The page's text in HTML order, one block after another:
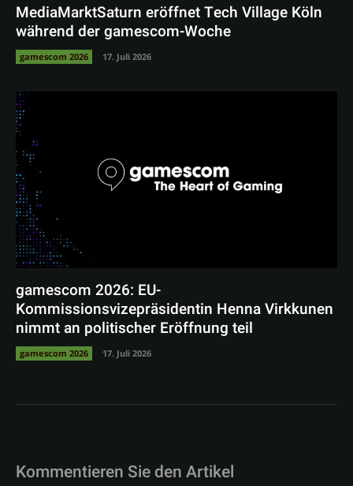
MediaMarktSaturn eröffnet Tech Village Köln
während der gamescom-Woche
gamescom 2026 17. Juli 2026
gamescom 2026: EU-
Kommissionsvizepräsidentin Henna Virkkunen
nimmt an politischer Eröffnung teil
gamescom 2026 17. Juli 2026
Kommentieren Sie den Artikel